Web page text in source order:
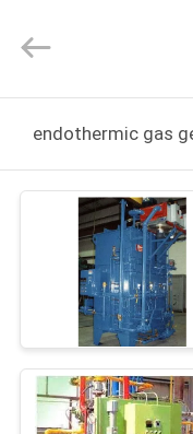
उत्पादों
कारखाना
Technology
Co.,Ltd.
Reserved.
endothermic gas